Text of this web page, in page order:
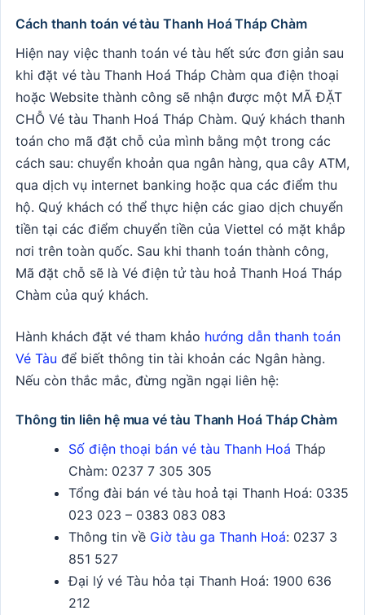
Cách thanh toán vé tàu Thanh Hoá Tháp Chàm
Hiện nay việc thanh toán vé tàu hết sức đơn giản sau
khi đặt vé tàu Thanh Hoá Tháp Chàm qua điện thoại
hoặc Website thành công sẽ nhận được một MÃ ĐẶT
CHỖ Vé tàu Thanh Hoá Tháp Chàm. Quý khách thanh
toán cho mã đặt chỗ của mình bằng một trong các
cách sau: chuyển khoản qua ngân hàng, qua cây ATM,
qua dịch vụ internet banking hoặc qua các điểm thu
hộ. Quý khách có thể thực hiện các giao dịch chuyển
tiền tại các điểm chuyển tiền của Viettel có mặt khắp
nơi trên toàn quốc. Sau khi thanh toán thành công,
Mã đặt chỗ sẽ là Vé điện tử tàu hoả Thanh Hoá Tháp
Chàm của quý khách.
Hành khách đặt vé tham khảo hướng dẫn thanh toán
Vé Tàu để biết thông tin tài khoản các Ngân hàng.
Nếu còn thắc mắc, đừng ngần ngại liên hệ:
Thông tin liên hệ mua vé tàu Thanh Hoá Tháp Chàm
Số điện thoại bán vé tàu Thanh Hoá Tháp
Chàm: 0237 7 305 305
Tổng đài bán vé tàu hoả tại Thanh Hoá: 0335
023 023 – 0383 083 083
Thông tin về Giờ tàu ga Thanh Hoá: 0237 3
851 527
Đại lý vé Tàu hỏa tại Thanh Hoá: 1900 636
212